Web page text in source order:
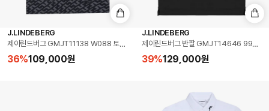
J.LINDEBERG
제이린드버그 GMJT11138 W088 토르 프린트 슬림핏 골프 남성 긴팔티
36%109,000원
J.LINDEBERG
제이린드버그 반팔 GMJT14646 9999
39%129,000원